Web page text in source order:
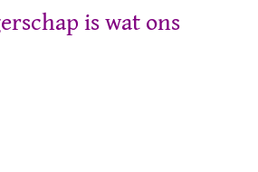
is wat ons